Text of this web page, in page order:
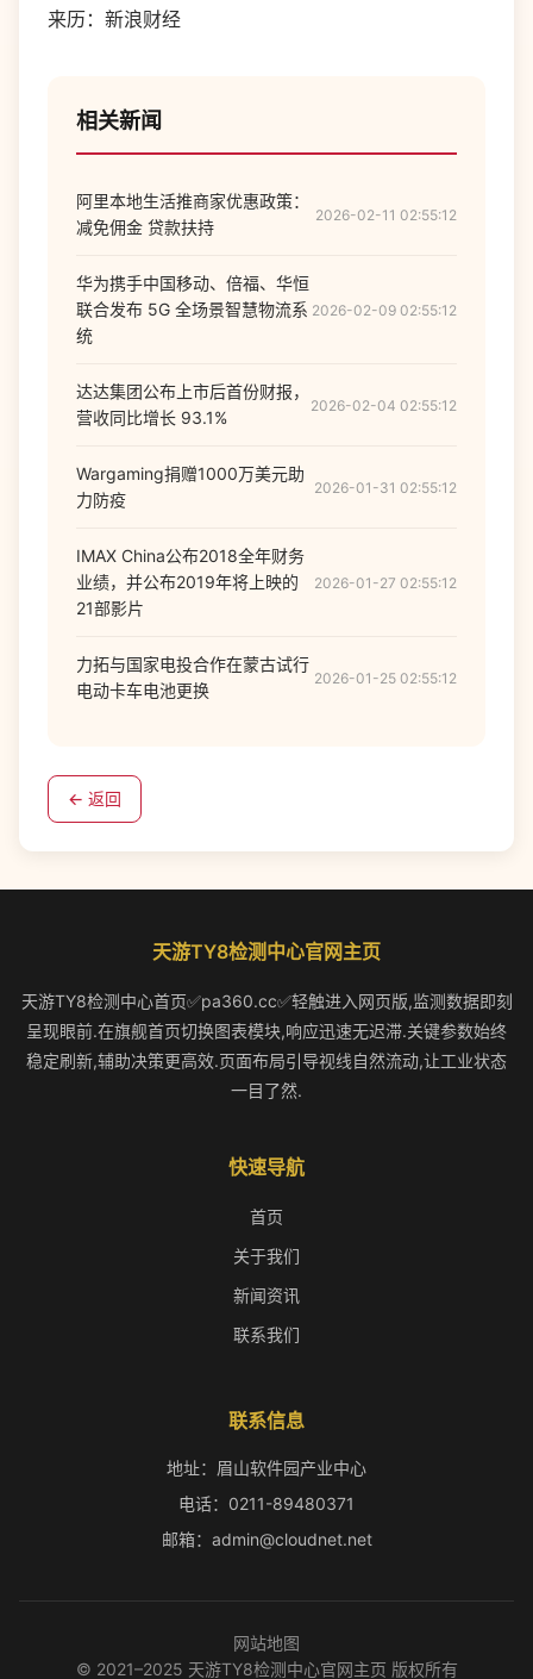
来历：新浪财经
相关新闻
阿里本地生活推商家优惠政策：
减免佣金 贷款扶持
2026-02-11 02:55:12
华为携手中国移动、倍福、华恒
联合发布 5G 全场景智慧物流系
统
2026-02-09 02:55:12
达达集团公布上市后首份财报，
营收同比增长 93.1%
2026-02-04 02:55:12
Wargaming捐赠1000万美元助
力防疫
2026-01-31 02:55:12
IMAX China公布2018全年财务
业绩，并公布2019年将上映的
21部影片
2026-01-27 02:55:12
力拓与国家电投合作在蒙古试行
电动卡车电池更换
2026-01-25 02:55:12
← 返回
天游TY8检测中心官网主页
天游TY8检测中心首页✅pa360.cc✅轻触进入网页版,监测数据即刻
呈现眼前.在旗舰首页切换图表模块,响应迅速无迟滞.关键参数始终
稳定刷新,辅助决策更高效.页面布局引导视线自然流动,让工业状态
一目了然.
快速导航
首页
关于我们
新闻资讯
联系我们
联系信息
地址：眉山软件园产业中心
电话：0211-89480371
邮箱：admin@cloudnet.net
网站地图
© 2021–2025 天游TY8检测中心官网主页 版权所有